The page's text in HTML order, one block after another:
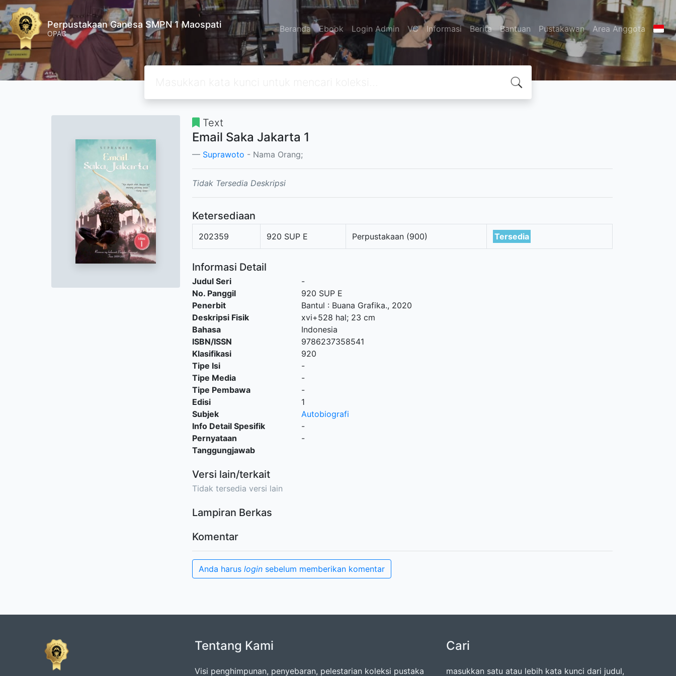
Perpustakaan Ganesa SMPN 1 Maospati
OPAC Beranda Ebook Login Admin VC Informasi Berita Bantuan Pustakawan Area Anggota
Text
Email Saka Jakarta 1
Suprawoto - Nama Orang;
Tidak Tersedia Deskripsi
Ketersediaan
202359 920 SUP E Perpustakaan (900) Tersedia
Informasi Detail
Judul Seri
-
No. Panggil
920 SUP E
Penerbit
Bantul : Buana Grafika., 2020
Deskripsi Fisik
xvi+528 hal; 23 cm
Bahasa
Indonesia
ISBN/ISSN
9786237358541
Klasifikasi
920
Tipe Isi
-
Tipe Media
-
Tipe Pembawa
-
Edisi
1
Subjek
Autobiografi
Info Detail Spesifik
-
Pernyataan
Tanggungjawab
-
Versi lain/terkait
Tidak tersedia versi lain
Lampiran Berkas
Komentar
Anda harus login sebelum memberikan komentar
Tentang Kami
Visi penghimpunan, penyebaran, pelestarian koleksi pustaka
Cari
masukkan satu atau lebih kata kunci dari judul,